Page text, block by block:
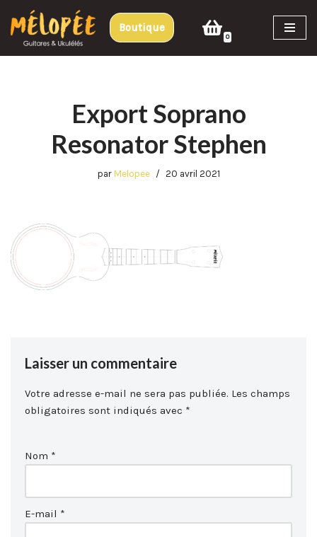
Aller
au
Boutique
0
Export Soprano
Resonator Stephen
par Melopee 20 avril 2021
Laisser un commentaire
Votre adresse e-mail ne sera pas publiée. Les champs
obligatoires sont indiqués avec *
Nom *
E-mail *